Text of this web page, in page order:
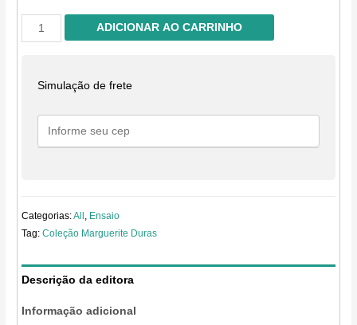
Escrever
quantidade
ADICIONAR AO CARRINHO
Simulação de frete
Categorias:All Ensaio
Tag:Coleção Marguerite Duras
Descrição da editora
Informação adicional